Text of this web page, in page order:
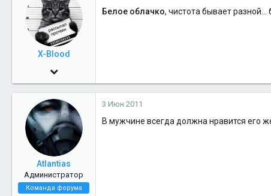
36
Москва
X-Blood
1 Июн 2009
2,622
36
Белое облачко, чистота бывает
Atlantias
Администратор
Команда форума
3 Июн 2011
В мужчине всегда должна нравится его